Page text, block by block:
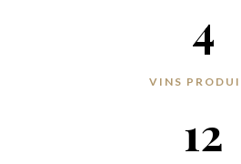
4
VINS
12